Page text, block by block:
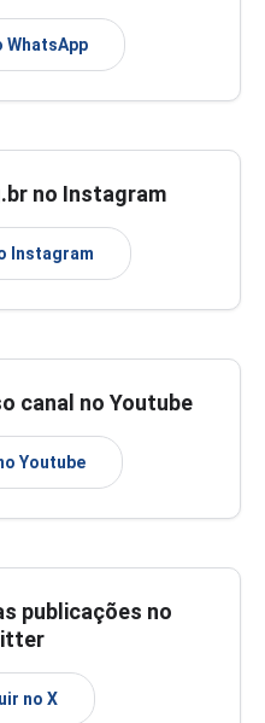
WhatsApp
no Instagram
Instagram
canal no Youtube
Youtube
publicações no
no X